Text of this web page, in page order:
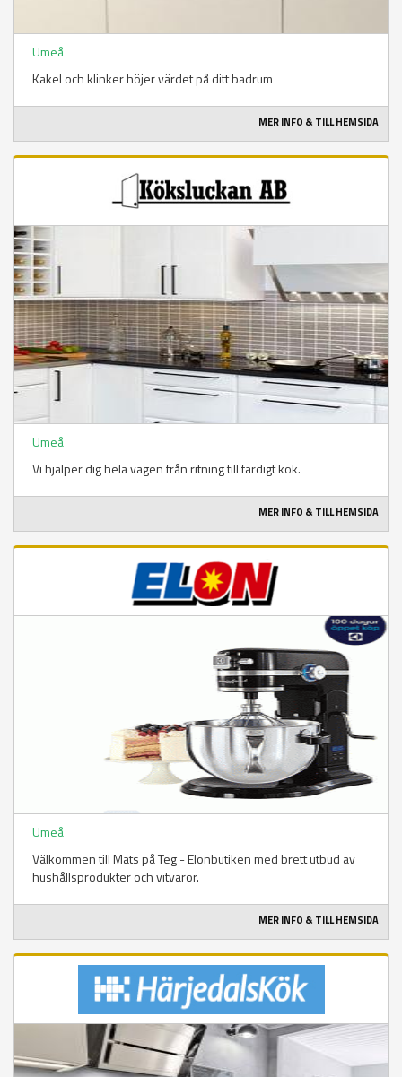
Umeå
Kakel och klinker höjer värdet på ditt badrum
MER INFO & TILL HEMSIDA
Umeå
Vi hjälper dig hela vägen från ritning till färdigt kök.
MER INFO & TILL HEMSIDA
Umeå
Välkommen till Mats på Teg - Elonbutiken med brett utbud av
hushållsprodukter och vitvaror.
MER INFO & TILL HEMSIDA